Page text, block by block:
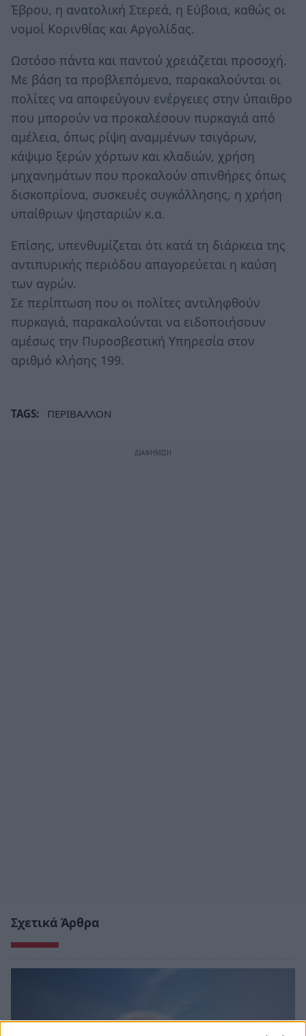
Έβρου, η ανατολική Στερεά, η Εύβοια, καθώς οι
νομοί Κορινθίας και Αργολίδας.
Ωστόσο πάντα και παντού χρειάζεται προσοχή.
Με βάση τα προβλεπόμενα, παρακαλούνται οι
πολίτες να αποφεύγουν ενέργειες στην ύπαιθρο
που μπορούν να προκαλέσουν πυρκαγιά από
αμέλεια, όπως ρίψη αναμμένων τσιγάρων,
κάψιμο ξερών χόρτων και κλαδιών, χρήση
μηχανημάτων που προκαλούν σπινθήρες όπως
δισκοπρίονα, συσκευές συγκόλλησης, η χρήση
υπαίθριων ψησταριών κ.α.
Επίσης, υπενθυμίζεται ότι κατά τη διάρκεια της
αντιπυρικής περιόδου απαγορεύεται η καύση
των αγρών.
Σε περίπτωση που οι πολίτες αντιληφθούν
πυρκαγιά, παρακαλούνται να ειδοποιήσουν
αμέσως την Πυροσβεστική Υπηρεσία στον
αριθμό κλήσης 199.
TAGS: ΠΕΡΙΒΑΛΛΟΝ
Σχετικά Άρθρα